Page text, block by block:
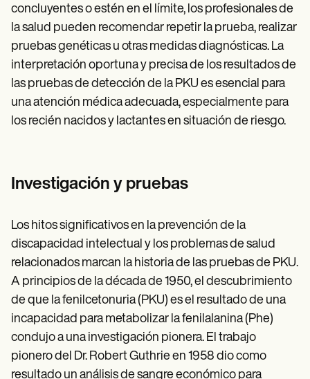
concluyentes o estén en el límite, los profesionales de
la salud pueden recomendar repetir la prueba, realizar
pruebas genéticas u otras medidas diagnósticas. La
interpretación oportuna y precisa de los resultados de
las pruebas de detección de la PKU es esencial para
una atención médica adecuada, especialmente para
los recién nacidos y lactantes en situación de riesgo.
Investigación y pruebas
Los hitos significativos en la prevención de la
discapacidad intelectual y los problemas de salud
relacionados marcan la historia de las pruebas de PKU.
A principios de la década de 1950, el descubrimiento
de que la fenilcetonuria (PKU) es el resultado de una
incapacidad para metabolizar la fenilalanina (Phe)
condujo a una investigación pionera. El trabajo
pionero del Dr. Robert Guthrie en 1958 dio como
resultado un análisis de sangre económico para